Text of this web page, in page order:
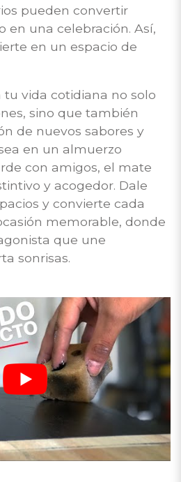
pueden convertir
en una celebración. Así,
en un espacio de
vida cotidiana no solo
sino que también
de nuevos sabores y
en un almuerzo
con amigos, el mate
y acogedor. Dale
y convierte cada
memorable, donde
que une
sonrisas.